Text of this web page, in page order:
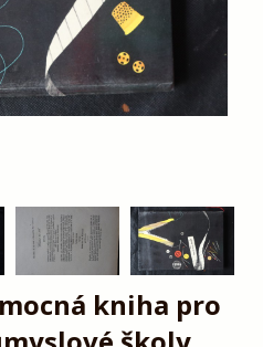
kniha pro